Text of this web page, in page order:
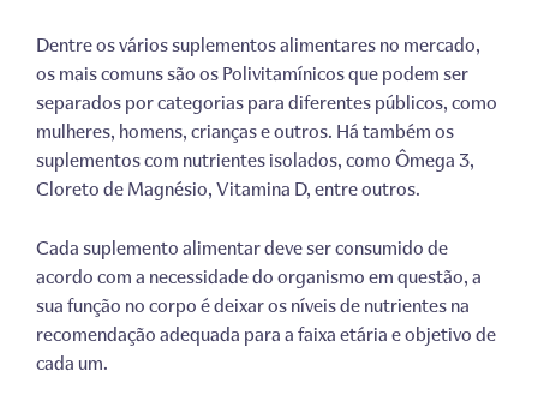
Dentre os vários suplementos alimentares no mercado,
os mais comuns são os Polivitamínicos que podem ser
separados por categorias para diferentes públicos, como
mulheres, homens, crianças e outros. Há também os
suplementos com nutrientes isolados, como Ômega 3,
Cloreto de Magnésio, Vitamina D, entre outros.
Cada suplemento alimentar deve ser consumido de
acordo com a necessidade do organismo em questão, a
sua função no corpo é deixar os níveis de nutrientes na
recomendação adequada para a faixa etária e objetivo de
cada um.